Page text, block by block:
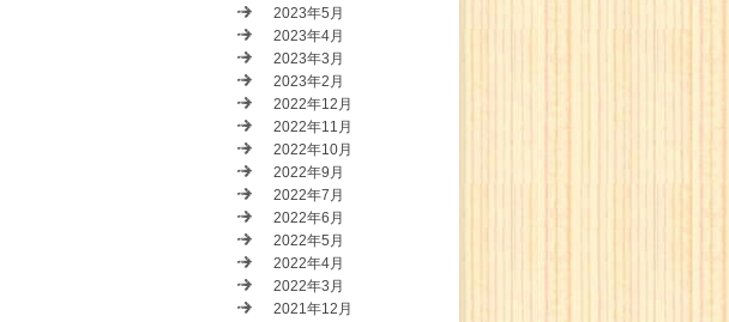
2023年5月
2023年4月
2023年3月
2023年2月
2022年12月
2022年11月
2022年10月
2022年9月
2022年7月
2022年6月
2022年5月
2022年4月
2022年3月
2021年12月